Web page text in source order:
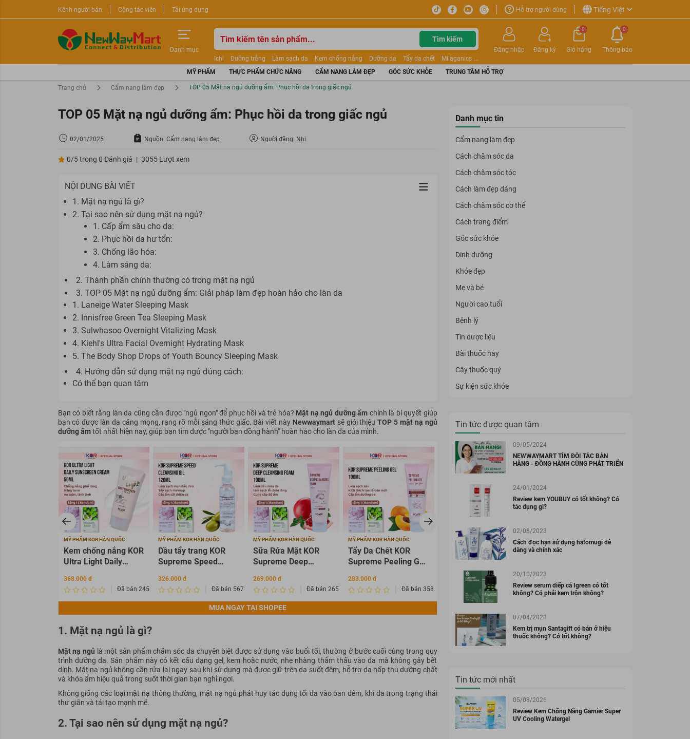
Kênh người bán Cộng tác viên Tải ứng dụng Hỗ trợ người dùng Tiếng Việt
Danh mục
Tìm kiếm
Ichi Dưỡng trắng Làm sạch da Kem chống nắng Dưỡng da Tẩy da chết
Milaganics
Nước tẩy trang
Kem trang điểm Dưỡng trắng Dior Mỹ phẩm Mặt nạ
Tinh chất
Sữa rửa mặt
Đăng nhập Đăng ký
0
Giỏ hàng Thông báo
0
MỸ PHẨM THỰC PHẨM CHỨC NĂNG CẨM NANG LÀM ĐẸP GÓC SỨC KHỎE TRUNG TÂM HỖ TRỢ
Trang chủ Cẩm nang làm đẹp TOP 05 Mặt nạ ngủ dưỡng ẩm: Phục hồi da trong giấc ngủ
TOP 05 Mặt nạ ngủ dưỡng ẩm: Phục hồi da trong giấc ngủ
02/01/2025 Nguồn: Cẩm nang làm đẹp Người đăng: Nhi
0/5 trong 0 Đánh giá | 3055 Lượt xem
NỘI DUNG BÀI VIẾT
1. Mặt nạ ngủ là gì?
2. Tại sao nên sử dụng mặt nạ ngủ?
1. Cấp ẩm sâu cho da:
2. Phục hồi da hư tổn:
3. Chống lão hóa:
4. Làm sáng da:
2. Thành phần chính thường có trong mặt nạ ngủ
3. TOP 05 Mặt nạ ngủ dưỡng ẩm: Giải pháp làm đẹp hoàn hảo cho làn da
1. Laneige Water Sleeping Mask
2. Innisfree Green Tea Sleeping Mask
3. Sulwhasoo Overnight Vitalizing Mask
4. Kiehl's Ultra Facial Overnight Hydrating Mask
5. The Body Shop Drops of Youth Bouncy Sleeping Mask
4. Hướng dẫn sử dụng mặt nạ ngủ đúng cách:
Có thể bạn quan tâm
Bạn có biết rằng làn da cũng cần được "ngủ ngon" để phục hồi và trẻ hóa? Mặt nạ ngủ dưỡng ẩm chính là bí quyết giúp
bạn có được làn da căng mọng, rạng rỡ mỗi sáng thức giấc. Bài viết này Newwaymartsẽ giới thiệuTOP 5 mặt nạ ngủ
dưỡng ẩmtốt nhất hiện nay, giúp bạn tìm được "người bạn đồng hành" hoàn hảo cho làn da của mình.
MỸ PHẨM KOR HÀN QUỐC
Kem chống nắng KOR
Ultra Light Daily
SPF 50+ PA ++++
368.000 đ
Đã bán 2456342
MỸ PHẨM KOR HÀN QUỐC
Dầu tẩy trang KOR
Supreme Speed
326.000 đ
Đã bán 567835
MỸ PHẨM KOR HÀN QUỐC
Sữa Rửa Mặt KOR
Supreme Deep
100ml
269.000 đ
Đã bán 2657268
MỸ PHẨM KOR HÀN QUỐC
Tẩy Da Chết KOR
Supreme Peeling Gel
283.000 đ
Đã bán 3589875
- 15%
MỸ PHẨM KOR HÀN QUỐC
Serum dưỡng trắng,
mờ nhăn KOR
SUPREME FACIAL
SERUM Hàn Quốc
483.000 đ 568.000 đ
Đã bán 16
MỸ PHẨM KOR HÀN QUỐC
Toner cấp ẩm, dưỡng
SUPREME FACIAL
TONER Hàn Quốc
120ml
Đã bán 9
MUA NGAY TẠI SHOPEE
1. Mặt nạ ngủ là gì?
Mặt nạ ngủ là một sản phẩm chăm sóc da chuyên biệt được sử dụng vào buổi tối, thường ở bước cuối cùng trong quy
trình dưỡng da. Sản phẩm này có kết cấu dạng gel, kem hoặc nước, nhẹ nhàng thẩm thấu vào da mà không gây bết
dính. Mặt nạ ngủ không cần rửa lại ngay sau khi sử dụng mà được giữ trên da suốt đêm, hỗ trợ da hấp thụ dưỡng chất
và khóa ẩm hiệu quả trong suốt thời gian bạn nghỉ ngơi.
Không giống các loại mặt nạ thông thường, mặt nạ ngủ phát huy tác dụng tối đa vào ban đêm, khi da trong trạng thái
thư giãn và tái tạo mạnh mẽ.
2. Tại sao nên sử dụng mặt nạ ngủ?
Danh mục tin
Cẩm nang làm đẹp
Cách chăm sóc da
Cách chăm sóc tóc
Cách làm đẹp dáng
Cách chăm sóc cơ thể
Cách trang điểm
Góc sức khỏe
Dinh dưỡng
Khỏe đẹp
Mẹ và bé
Người cao tuổi
Bệnh lý
Tin dược liệu
Bài thuốc hay
Cây thuốc quý
Sự kiện sức khỏe
Tin tức được quan tâm
09/05/2024
NEWWAYMART TÌM ĐỐI TÁC BÁN
HÀNG - ĐỒNG HÀNH CÙNG PHÁT TRIỂN
24/01/2024
Review kem YOUBUY có tốt không? Có
tác dụng gì?
02/08/2023
Cách đọc hạn sử dụng hatomugi dễ
dàng và chính xác
20/10/2023
Review serum diếp cá Igreen có tốt
không? Có phải kem trộn không?
07/04/2023
Kem trị mụn Santagift có bán ở hiệu
thuốc không? Có tốt không?
Tin tức mới nhất
05/08/2026
Review Kem Chống Nắng Garnier Super
UV Cooling Watergel